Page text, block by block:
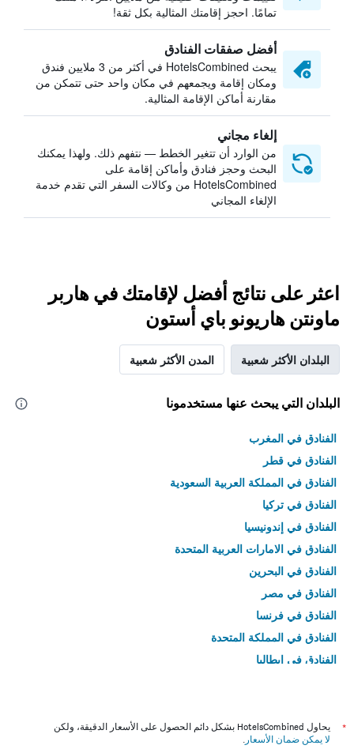
تمامًا. احجز إقامتك المثالية بكل ثقة!
أفضل صفقات الفنادق
يبحث HotelsCombined في أكثر من 3 ملايين فندق
ومكان إقامة ويجمعهم في مكان واحد حتى تتمكن من
مقارنة أماكن الإقامة المثالية.
إلغاء مجاني
من الوارد أن تتغير الخطط — نتفهم ذلك. ولهذا يمكنك
البحث وحجز فنادق وأماكن إقامة على
HotelsCombined من وكالات السفر التي تقدم خدمة
الإلغاء المجاني
اعثر على نتائج أفضل لإقامتك في هاربر
ماونتن هاريونو باي أستون
البلدان الأكثر شعبية المدن الأكثر شعبية
البلدان التي يبحث عنها مستخدمونا
الفنادق في المغرب
الفنادق في قطر
الفنادق في المملكة العربية السعودية
الفنادق في تركيا
الفنادق في إندونيسيا
الفنادق في الامارات العربية المتحدة
الفنادق في البحرين
الفنادق في مصر
الفنادق في فرنسا
الفنادق في المملكة المتحدة
الفنادق في إيطاليا
*
يحاول HotelsCombined بشكل دائم الحصول على الأسعار الدقيقة، ولكن
لا يمكن ضمان الأسعار .